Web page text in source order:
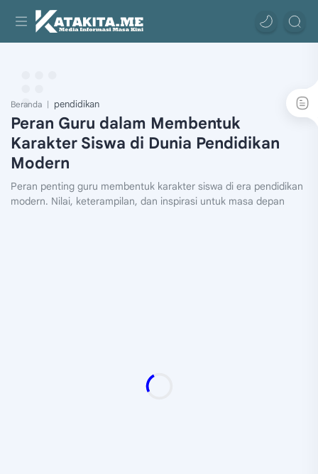
Beranda pendidikan
Peran Guru dalam Membentuk
Karakter Siswa di Dunia Pendidikan
Modern
Peran penting guru membentuk karakter siswa di era pendidikan
modern. Nilai, keterampilan, dan inspirasi untuk masa depan